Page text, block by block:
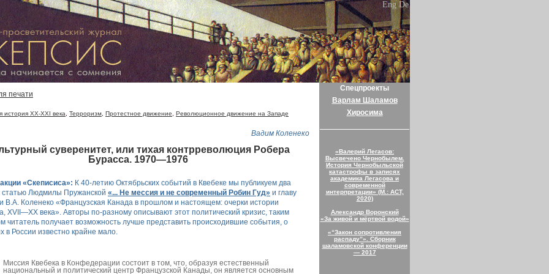
Eng De
печати
история XX-XXI века Терроризм Протестное движение Революционное движение на Западе
Вадим Коленеко
суверенитет, или тихая контрреволюция Робера
Бурасса. 1970—1976
«Скеписиса»: К 40-летию Октябрьских событий в Квебеке мы публикуем два
статью Людмилы Пружанской «... Не мессия и не современный Робин Гуд» и главу
В.А. Коленеко «Французская Канада в прошлом и настоящем: очерки истории
XVII—XX века». Авторы по-разному описывают этот политический кризис, таким
читатель получает возможность лучше представить происходившие события, о
в России известно крайне мало.
Миссия Квебека в Конфедерации состоит в том, что, образуя естественный
национальный и политический центр Французской Канады, он является основным
Спецпроекты
Варлам Шаламов
Хиросима
«Валерий Легасов:
Высвечено Чернобылем.
История Чернобыльской
катастрофы в записях
академика Легасова и
современной
интерпретации» (М.: АСТ,
2020)
Александр Воронский
«За живой и мёртвой водой»
«“Закон сопротивления
распаду”». Сборник
шаламовской конференции
— 2017